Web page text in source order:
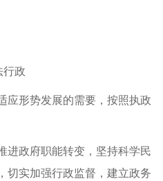
政
应形势发展的需要，按照执政
进政府职能转变，坚持科学民
切实加强行政监督，建立政务